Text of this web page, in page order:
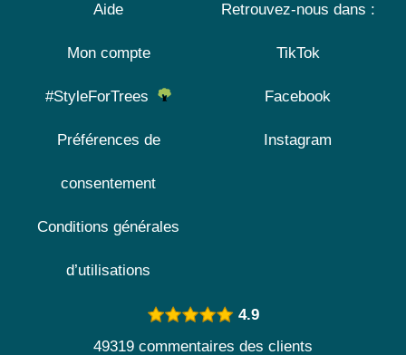
Aide
Mon compte
#StyleForTrees
Préférences de
consentement
Conditions générales
d’utilisations
Retrouvez-nous dans :
TikTok
Facebook
Instagram
4.9
49319 commentaires des clients